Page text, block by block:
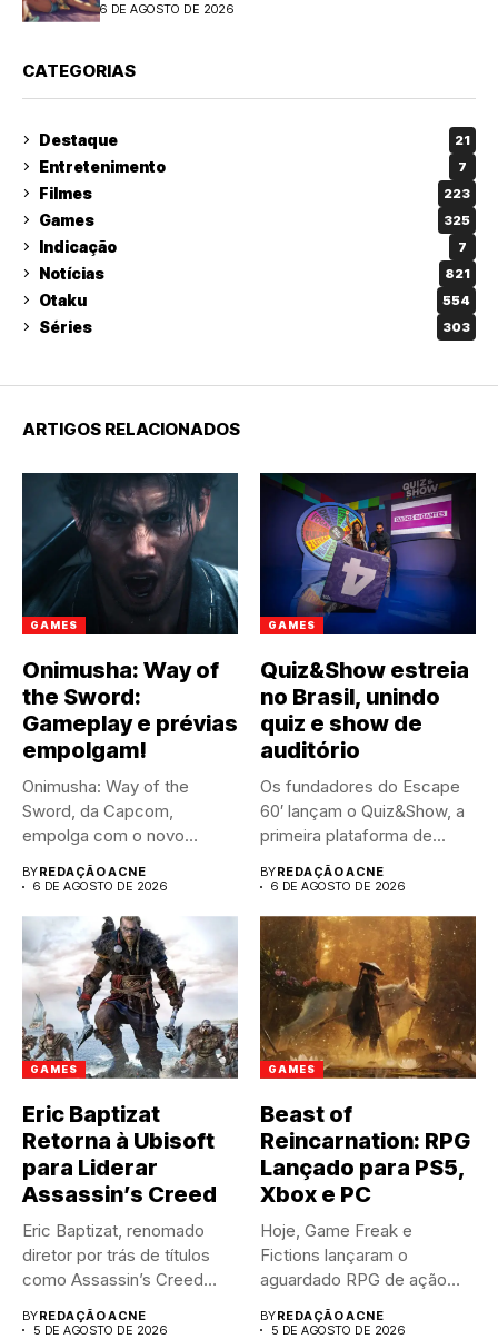
6 DE AGOSTO DE 2026
CATEGORIAS
Destaque 21
Entretenimento 7
Filmes 223
Games 325
Indicação 7
Notícias 821
Otaku 554
Séries 303
ARTIGOS RELACIONADOS
GAMES
Onimusha: Way of
the Sword:
Gameplay e prévias
empolgam!
Onimusha: Way of the
Sword, da Capcom,
empolga com o novo
BYREDAÇÃO ACNE
6 DE AGOSTO DE 2026
GAMES
Quiz&Show estreia
no Brasil, unindo
quiz e show de
auditório
Os fundadores do Escape
60′ lançam o Quiz&Show, a
primeira plataforma de...
BYREDAÇÃO ACNE
6 DE AGOSTO DE 2026
GAMES
Eric Baptizat
Retorna à Ubisoft
para Liderar
Assassin’s Creed
Eric Baptizat, renomado
diretor por trás de títulos
como Assassin’s Creed
Valhalla...
BYREDAÇÃO ACNE
5 DE AGOSTO DE 2026
GAMES
Beast of
Reincarnation: RPG
Lançado para PS5,
Xbox e PC
Hoje, Game Freak e
Fictions lançaram o
aguardado RPG de ação
BYREDAÇÃO ACNE
5 DE AGOSTO DE 2026